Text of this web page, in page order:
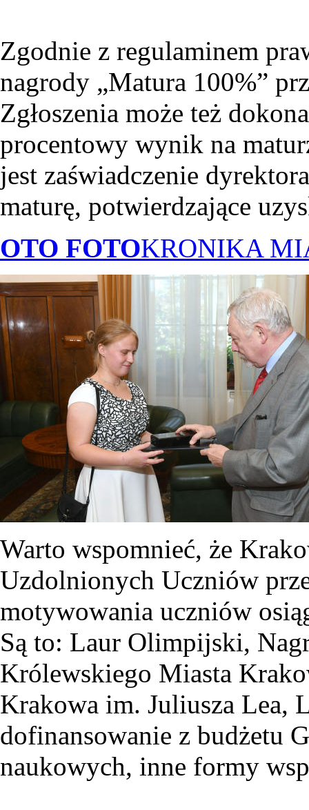
Zgodnie z regulaminem
nagrody „Matura 100%”
Zgłoszenia może też
procentowy wynik na
jest zaświadczenie
maturę, potwierdzające
OTO FOTOKRONIKA
Warto wspomnieć, że
Uzdolnionych Uczniów
motywowania uczniów
Są to: Laur Olimpijski,
Królewskiego Miasta
Krakowa im. Juliusza Lea,
dofinansowanie z budżetu
naukowych, inne formy